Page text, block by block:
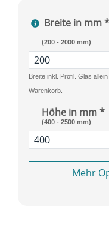
Breite in mm *
(200 - 2000 mm)
Breite inkl. Profil. Glas
Warenkorb.
Höhe in mm *
(400 - 2500 mm)